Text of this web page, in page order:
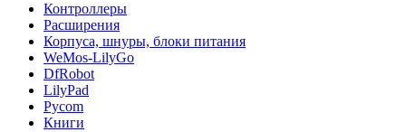
Контроллеры
Расширения
Корпуса, шнуры, блоки питания
WeMos-LilyGo
DfRobot
LilyPad
Pycom
Книги